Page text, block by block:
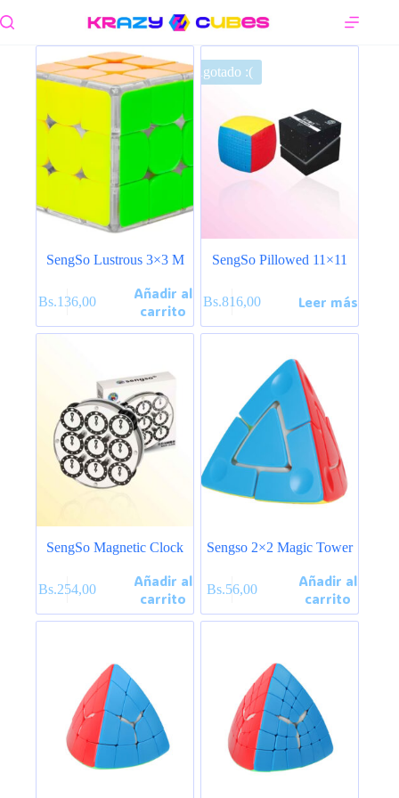
al
SengSo Lustrous 3×3 M
Bs.136,00
Añadir al
carrito
Agotado :(
SengSo Pillowed 11×11
Bs.816,00 Leer más
SengSo Magnetic Clock
Bs.254,00
Añadir al
carrito
Sengso 2×2 Magic Tower
Bs.56,00
Añadir al
carrito